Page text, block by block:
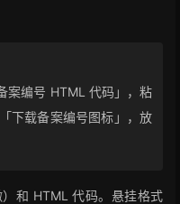
案编号 HTML 代码」，粘
下载备案编号图标」，放
和 HTML 代码。悬挂格式